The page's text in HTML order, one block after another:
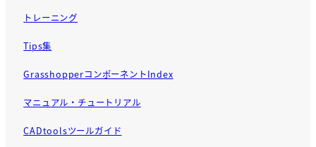
トレーニング
Tips集
GrasshopperコンポーネントIndex
マニュアル・チュートリアル
CADtoolsツールガイド